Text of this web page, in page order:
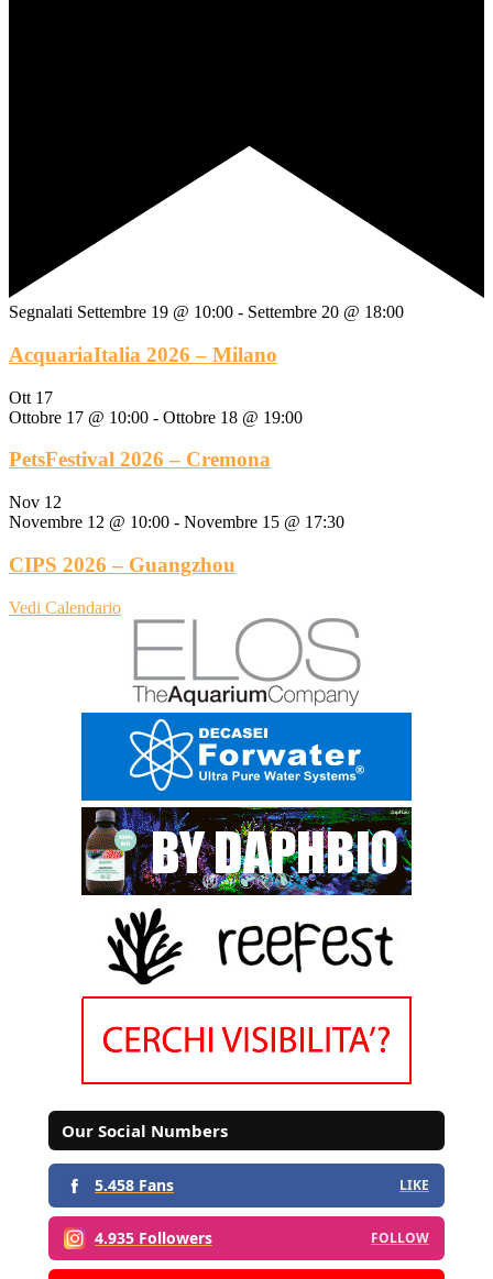
Segnalati Settembre 19 @ 10:00 - Settembre 20 @ 18:00
AcquariaItalia 2026 – Milano
Ott 17
Ottobre 17 @ 10:00 - Ottobre 18 @ 19:00
PetsFestival 2026 – Cremona
Nov 12
Novembre 12 @ 10:00 - Novembre 15 @ 17:30
CIPS 2026 – Guangzhou
Vedi Calendario
Our Social Numbers
5.458 Fans LIKE
4.935 Followers FOLLOW